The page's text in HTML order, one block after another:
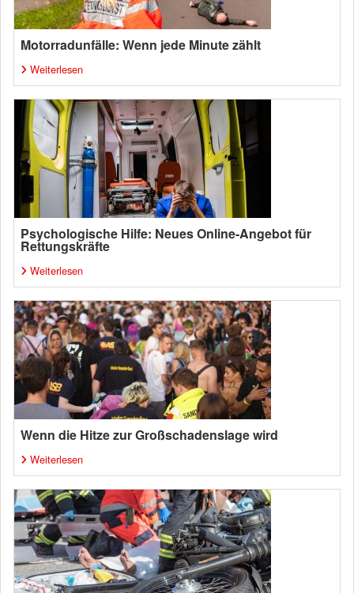
Motorradunfälle: Wenn jede Minute zählt
Weiterlesen
Psychologische Hilfe: Neues Online-Angebot für
Rettungskräfte
Weiterlesen
Wenn die Hitze zur Großschadenslage wird
Weiterlesen